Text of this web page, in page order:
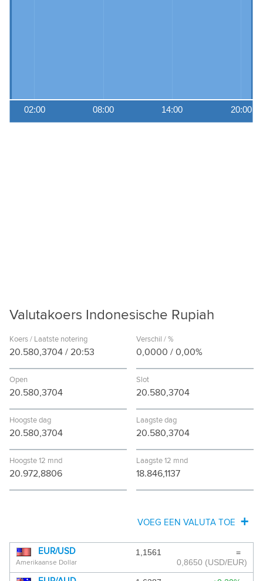
02:00 08:00 14:00 20:00
Valutakoers Indonesische Rupiah
Koers / Laatste notering
20.580,3704 / 20:53
Verschil / %
0,0000 /0,00%
Open
20.580,3704
Slot
20.580,3704
Hoogste dag
20.580,3704
Laagste dag
20.580,3704
Hoogste 12 mnd
20.972,8806
Laagste 12 mnd
18.846,1137
VOEG EEN VALUTA TOE
AFGHAANSE AFGHANI
EUR/USD
Amerikaanse Dollar
1,1561
=
0,8650 (USD/EUR)